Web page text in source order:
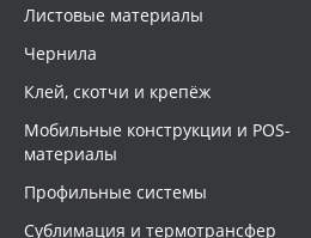
Листовые материалы
Чернила
Клей, скотчи и крепёж
Мобильные конструкции и POS-
материалы
Профильные системы
Сублимация и термотрансфер